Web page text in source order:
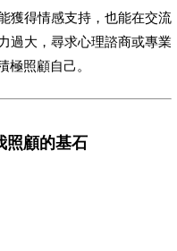
獲得情感支持，也能在交流
過大，尋求心理諮商或專業
極照顧自己。
照顧的基石